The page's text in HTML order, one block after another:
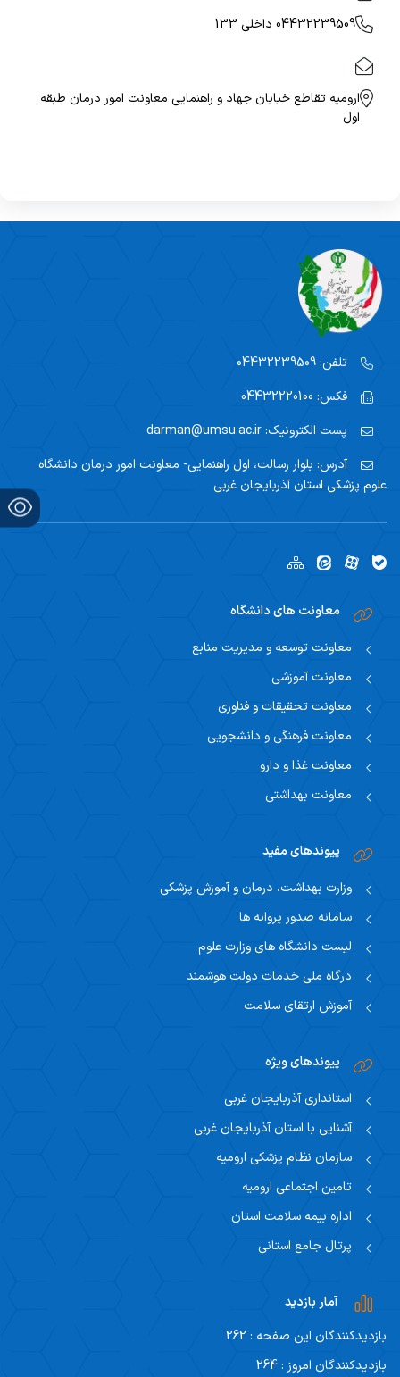
04432239509 داخلی 133
ارومیه تقاطع خیابان جهاد و راهنمایی معاونت امور درمان طبقه
اول
تلفن:
فکس:
پست الکترونیک:
آدرس: بلوار رسالت، اول راهنمایی- معاونت امور درمان دانشگاه
علوم پزشکی استان آذربایجان غربی
معاونت های دانشگاه
معاونت توسعه و مدیریت منابع
معاونت آموزشی
معاونت تحقیقات و فناوری
معاونت فرهنگی و دانشجویی
معاونت غذا و دارو
معاونت بهداشتی
پیوندهای مفید
وزارت بهداشت، درمان و آموزش پزشکی
سامانه صدور پروانه ها
لیست دانشگاه های وزارت علوم
درگاه ملی خدمات دولت هوشمند
آموزش ارتقای سلامت
پیوندهای ویژه
استانداری آذربایجان غربی
آشنایی با استان آذربایجان غربی
سازمان نظام پزشکی ارومیه
تامین اجتماعی ارومیه
اداره بیمه سلامت استان
پرتال جامع استانی
آمار بازدید
بازدیدکنندگان این صفحه : 262
بازدیدکنندگان امروز : 264